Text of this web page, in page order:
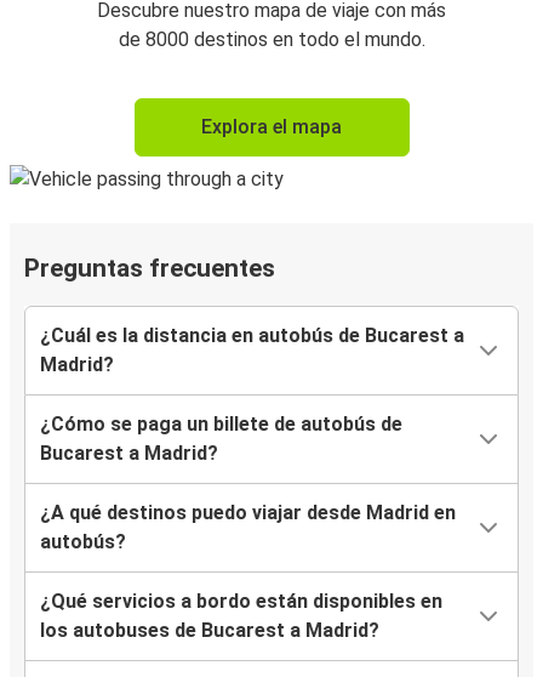
Descubre nuestro mapa de viaje con más
de 8000 destinos en todo el mundo.
Explora el mapa
Preguntas frecuentes
¿Cuál es la distancia en autobús de Bucarest a
Madrid?
¿Cómo se paga un billete de autobús de
Bucarest a Madrid?
¿A qué destinos puedo viajar desde Madrid en
autobús?
¿Qué servicios a bordo están disponibles en
los autobuses de Bucarest a Madrid?